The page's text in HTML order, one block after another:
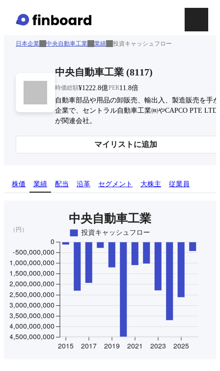
日本企業 中央自動車工業 業績 投資キャッシュフロー
中央自動車工業 (8117)
時価総額¥1222.8億PER11.8倍
自動車部品や用品の卸販売、輸出入、製造販売を手
企業で、セントラル自動車工業㈱やCAPCO PTE LTD
が関連会社。
マイリストに追加
株価 業績 配当 沿革 セグメント 大株主 従業員